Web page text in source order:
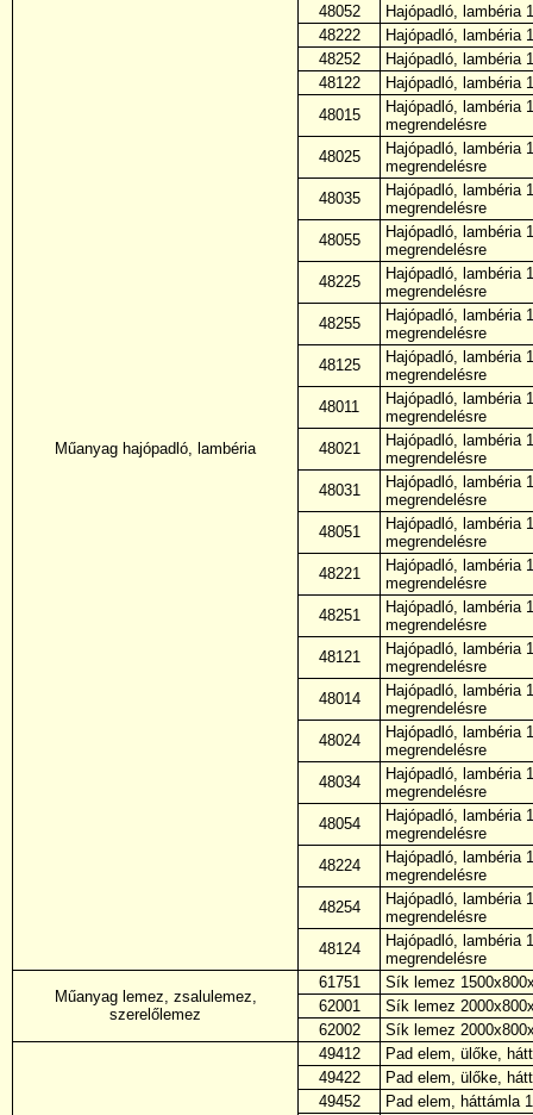
Műanyag hajópadló, lambéria
48052
Hajópadló, lambéria
48222
Hajópadló, lambéria
48252
Hajópadló, lambéria
48122
Hajópadló, lambéria
48015
Hajópadló, lambéria
megrendelésre
48025
Hajópadló, lambéria
megrendelésre
48035
Hajópadló, lambéria
megrendelésre
48055
Hajópadló, lambéria
megrendelésre
48225
Hajópadló, lambéria
megrendelésre
48255
Hajópadló, lambéria
megrendelésre
48125
Hajópadló, lambéria
megrendelésre
48011
Hajópadló, lambéria
megrendelésre
48021
Hajópadló, lambéria
megrendelésre
48031
Hajópadló, lambéria
megrendelésre
48051
Hajópadló, lambéria
megrendelésre
48221
Hajópadló, lambéria
megrendelésre
48251
Hajópadló, lambéria
megrendelésre
48121
Hajópadló, lambéria
megrendelésre
48014
Hajópadló, lambéria
megrendelésre
48024
Hajópadló, lambéria
megrendelésre
48034
Hajópadló, lambéria
megrendelésre
48054
Hajópadló, lambéria
megrendelésre
48224
Hajópadló, lambéria
megrendelésre
48254
Hajópadló, lambéria
megrendelésre
48124
Hajópadló, lambéria
megrendelésre
Műanyag lemez, zsalulemez,
szerelőlemez
61751
Sík lemez
62001
Sík lemez
62002
Sík lemez
49412
Pad elem, ülőke,
49422
Pad elem, ülőke,
49452
Pad elem, háttámla